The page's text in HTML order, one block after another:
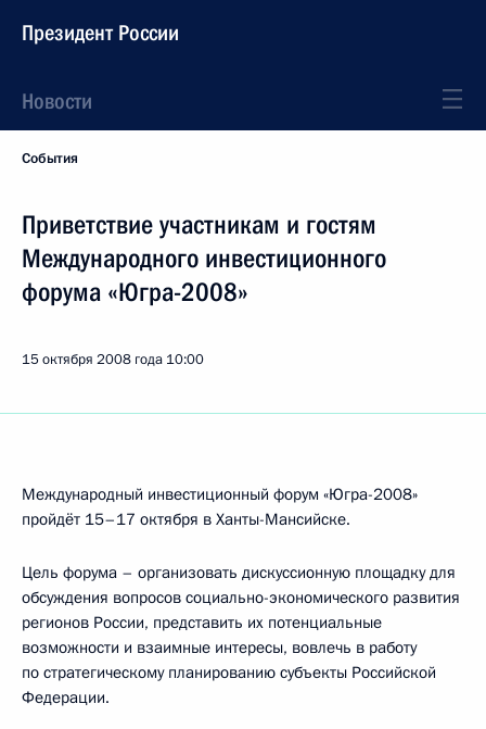
Президент России
Новости
События
Приветствие участникам и гостям
Международного инвестиционного
форума «Югра-2008»
15 октября 2008 года 10:00
Международный инвестиционный форум «Югра-2008»
пройдёт 15–17 октября в Ханты-Мансийске.
Цель форума – организовать дискуссионную площадку для
обсуждения вопросов социально-экономического развития
регионов России, представить их потенциальные
возможности и взаимные интересы, вовлечь в работу
по стратегическому планированию субъекты Российской
Федерации.